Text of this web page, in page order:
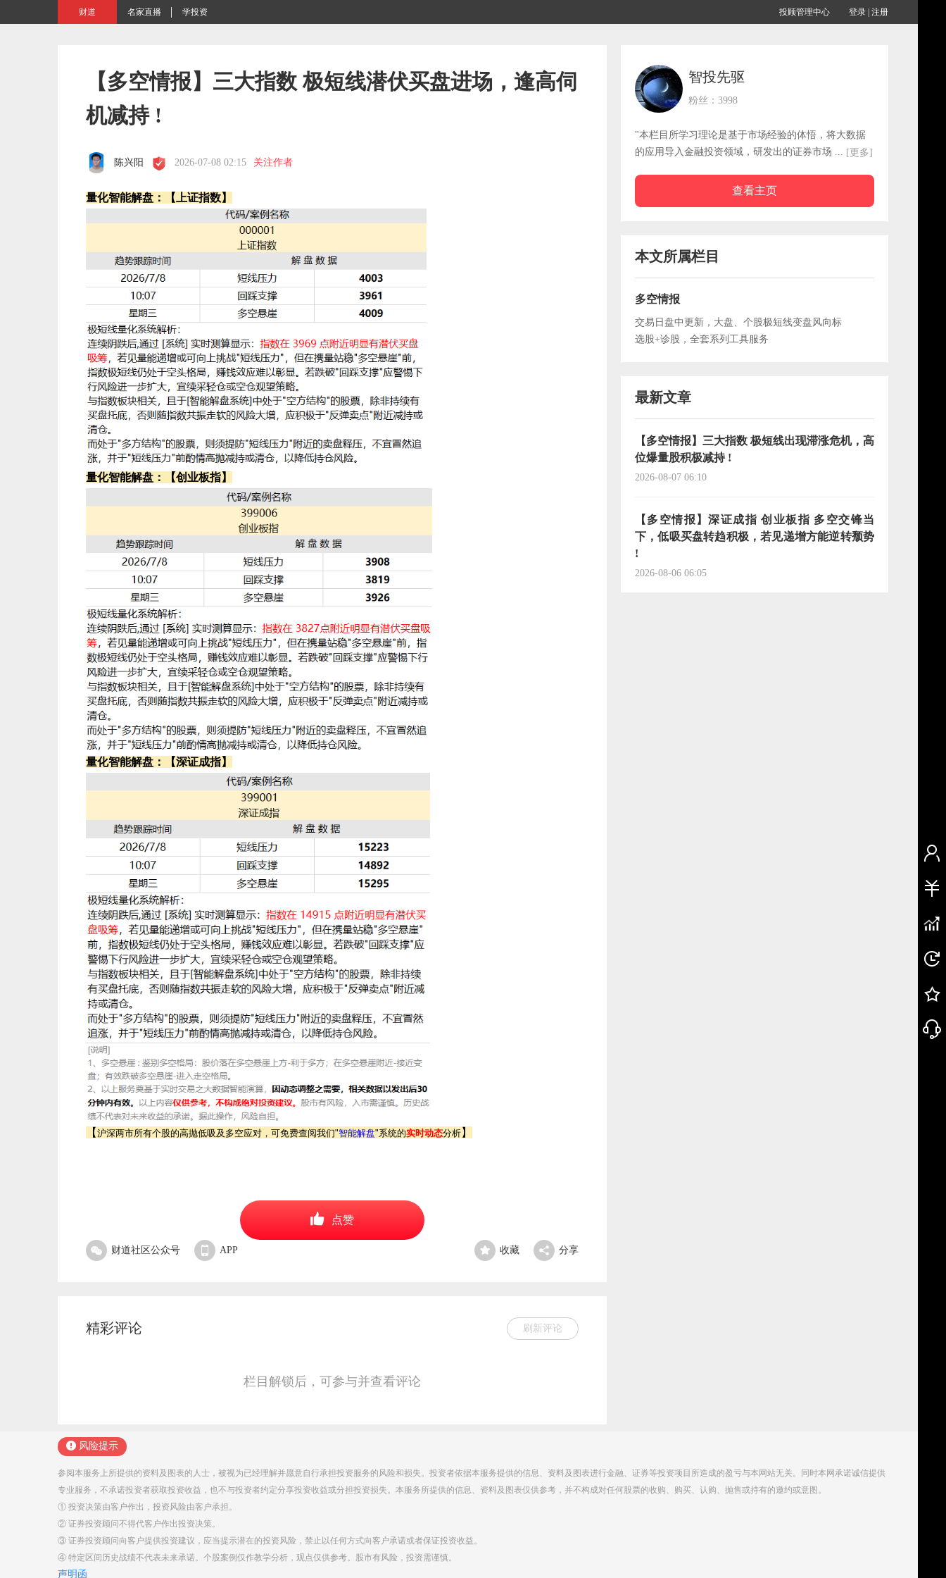
财道 名家直播 学投资 登录 注册
投顾管理中心
【多空情报】三大指数 极短线潜伏买盘进场，逢高伺
机减持 !
陈兴阳 2026-07-08 02:15 关注作者
量化智能解盘：【上证指数】
量化智能解盘：【创业板指】
量化智能解盘：【深证成指】
【 沪深两市所有个股的高抛低吸及多空应对，可免费查阅我们"智能解盘"系统的实时动态分析 】
点赞
财道社区公众号 APP 分享
收藏
精彩评论 刷新评论
栏目解锁后，可参与并查看评论
智投先驱
粉丝：3998
"本栏目所学习理论是基于市场经验的体悟，将大数据
的应用导入金融投资领域，研发出的证券市场 ... [更多]
查看主页
本文所属栏目
多空情报
交易日盘中更新，大盘、个股极短线变盘风向标
选股+诊股，全套系列工具服务
最新文章
【多空情报】三大指数 极短线出现滞涨危机，高
位爆量股积极减持 !
2026-08-07 06:10
【多空情报】深证成指 创业板指 多空交锋当
下，低吸买盘转趋积极，若见递增方能逆转颓势
!
2026-08-06 06:05
风险提示
参阅本服务上所提供的资料及图表的人士，被视为已经理解并愿意自行承担投资服务的风险和损失。投资者依据本服务提供的信息、资料及图表进行金融、证券等投资项目所造成的盈亏与本网站无关。同时本网承诺诚信提供
专业服务，不承诺投资者获取投资收益，也不与投资者约定分享投资收益或分担投资损失。本服务所提供的信息、资料及图表仅供参考，并不构成对任何股票的收购、购买、认购、抛售或持有的邀约或意图。
① 投资决策由客户作出，投资风险由客户承担。
② 证券投资顾问不得代客户作出投资决策。
③ 证券投资顾问向客户提供投资建议，应当提示潜在的投资风险，禁止以任何方式向客户承诺或者保证投资收益。
④ 特定区间历史战绩不代表未来承诺。个股案例仅作教学分析，观点仅供参考。股市有风险，投资需谨慎。
声明函